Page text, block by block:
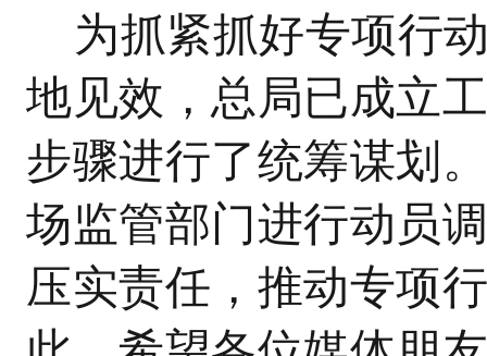
为抓紧抓好专项行
地见效，总局已成立
步骤进行了统筹谋划
场监管部门进行动员
压实责任，推动专项